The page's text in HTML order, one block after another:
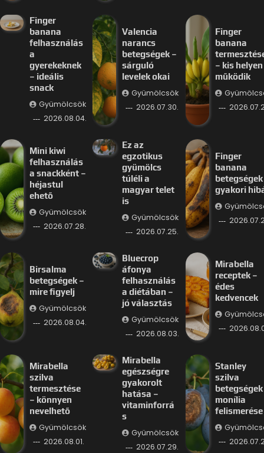
Finger
banana
felhasználás
a
gyerekeknek
– ideális
snack
Gyümölcsök
2026.08.04.
Valencia
narancs
betegségek –
sárguló
levelek okai
Gyümölcsök
2026.07.30.
Finger
banana
– kis
működik
Mini kiwi
felhasználás
a snackként –
héjastul
ehető
Gyümölcsök
2026.07.28.
Ez az
egzotikus
gyümölcs
túléli a
magyar telet
is
Gyümölcsök
2026.07.25.
Finger
banana
betegségek
gyakori
Birsalma
betegségek –
mire figyelj
Gyümölcsök
2026.08.04.
Bluecrop
áfonya
felhasználás
a diétában –
jó választás
Gyümölcsök
2026.08.03.
Mirabella
receptek –
édes
kedvencek
Mirabella
szilva
termesztése
– könnyen
nevelhető
Gyümölcsök
2026.08.01.
Mirabella
egészségre
gyakorolt
hatása –
vitaminforrá
s
Gyümölcsök
2026.07.29.
Stanley
szilva
betegségek
monília
felismerése